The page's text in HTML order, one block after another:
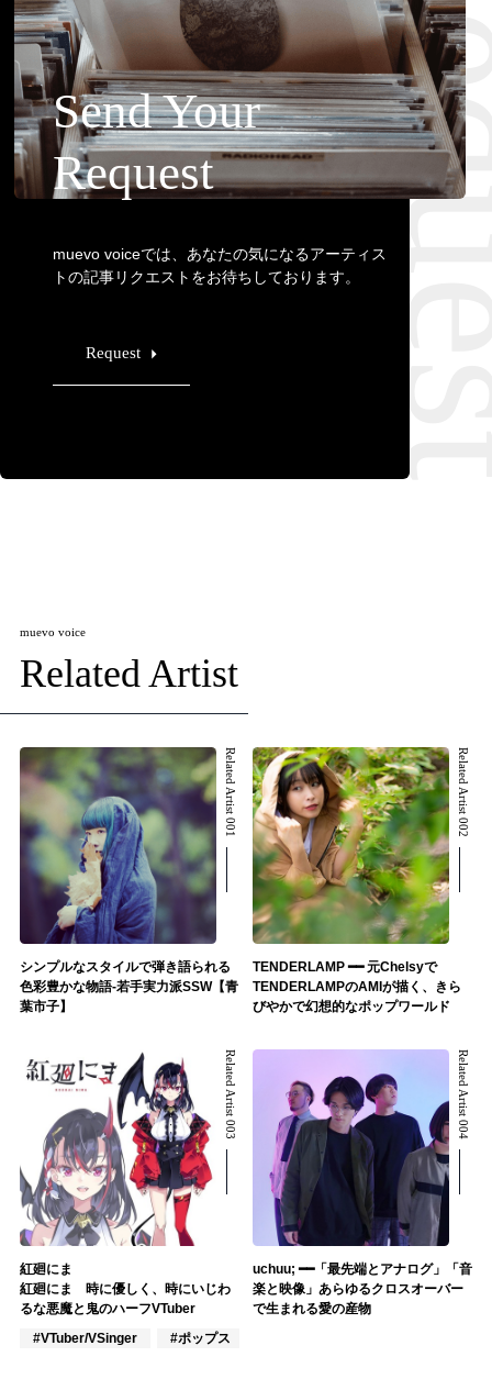
Send Your
Request
muevo voiceでは、あなたの気になるアーティス
トの記事リクエストをお待ちしております。
Request
muevo voice
Related Artist
Related Artist 001
シンプルなスタイルで弾き語られる
色彩豊かな物語-若手実力派SSW【青
葉市子】
Related Artist 002
TENDERLAMP ━━ 元Chelsyで
TENDERLAMPのAMIが描く、きら
びやかで幻想的なポップワールド
Related Artist 003
紅廻にま
紅廻にま 時に優しく、時にいじわ
るな悪魔と鬼のハーフVTuber
#VTuber/VSinger
#ポップス
Related Artist 004
uchuu; ━━「最先端とアナログ」「音
楽と映像」あらゆるクロスオーバー
で生まれる愛の産物